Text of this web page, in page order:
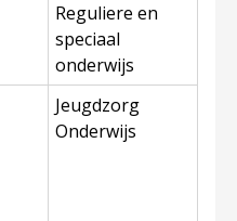
Reguliere en
speciaal
onderwijs
Jeugdzorg
Onderwijs